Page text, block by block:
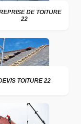
DE TOITURE
22
TOITURE 22